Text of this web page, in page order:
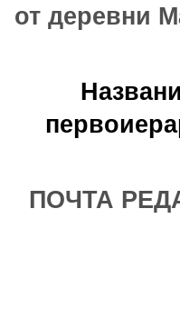
от деревни
ПОЧТА